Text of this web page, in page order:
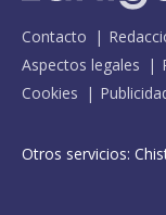
Contacto
Aspectos legales
Cookies
Otros servicios: